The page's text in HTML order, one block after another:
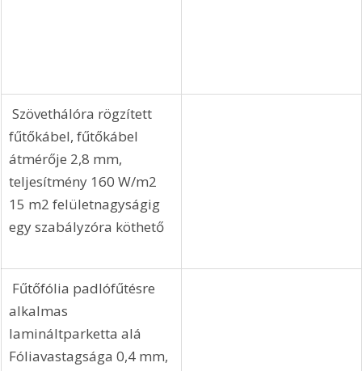
Szövethálóra rögzített
fűtőkábel, fűtőkábel
átmérője 2,8 mm,